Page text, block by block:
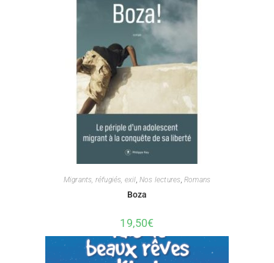
Migrants, réfugiés, exil,Nos lectures, Romans
Boza
19,50€